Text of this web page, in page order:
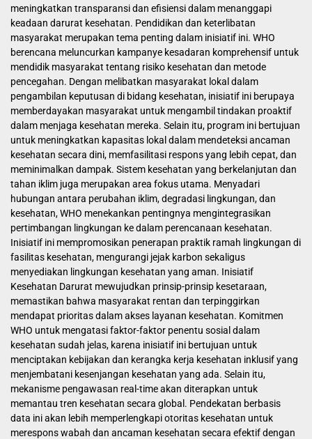
meningkatkan transparansi dan efisiensi dalam menanggapi
keadaan darurat kesehatan. Pendidikan dan keterlibatan
masyarakat merupakan tema penting dalam inisiatif ini. WHO
berencana meluncurkan kampanye kesadaran komprehensif untuk
mendidik masyarakat tentang risiko kesehatan dan metode
pencegahan. Dengan melibatkan masyarakat lokal dalam
pengambilan keputusan di bidang kesehatan, inisiatif ini berupaya
memberdayakan masyarakat untuk mengambil tindakan proaktif
dalam menjaga kesehatan mereka. Selain itu, program ini bertujuan
untuk meningkatkan kapasitas lokal dalam mendeteksi ancaman
kesehatan secara dini, memfasilitasi respons yang lebih cepat, dan
meminimalkan dampak. Sistem kesehatan yang berkelanjutan dan
tahan iklim juga merupakan area fokus utama. Menyadari
hubungan antara perubahan iklim, degradasi lingkungan, dan
kesehatan, WHO menekankan pentingnya mengintegrasikan
pertimbangan lingkungan ke dalam perencanaan kesehatan.
Inisiatif ini mempromosikan penerapan praktik ramah lingkungan di
fasilitas kesehatan, mengurangi jejak karbon sekaligus
menyediakan lingkungan kesehatan yang aman. Inisiatif
Kesehatan Darurat mewujudkan prinsip-prinsip kesetaraan,
memastikan bahwa masyarakat rentan dan terpinggirkan
mendapat prioritas dalam akses layanan kesehatan. Komitmen
WHO untuk mengatasi faktor-faktor penentu sosial dalam
kesehatan sudah jelas, karena inisiatif ini bertujuan untuk
menciptakan kebijakan dan kerangka kerja kesehatan inklusif yang
menjembatani kesenjangan kesehatan yang ada. Selain itu,
mekanisme pengawasan real-time akan diterapkan untuk
memantau tren kesehatan secara global. Pendekatan berbasis
data ini akan lebih memperlengkapi otoritas kesehatan untuk
merespons wabah dan ancaman kesehatan secara efektif dengan